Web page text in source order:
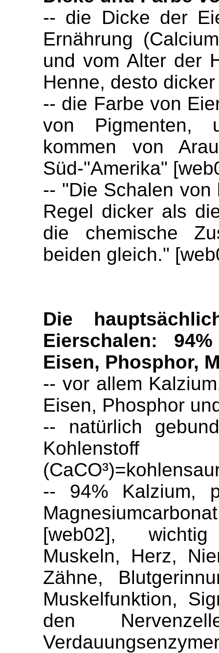
-- die Dicke der
Ernährung
und vom Alter der
Henne, desto
-- die Farbe von
von Pigmenten,
kommen von
Süd-"Amerika"
-- "Die Schalen
Regel dicker als
die chemische
beiden gleich."
Die
Eierschalen:
Eisen, Phosphor,
-- vor allem
Eisen, Phosphor
-- natürlich
Kohlenstoff
-- 94% Kalzium,
[web02],
Muskeln, Herz,
Zähne,
Muskelfunktion,
den